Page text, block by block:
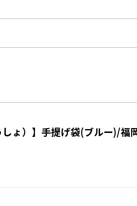
ょ）】手提げ袋(ブルー)/福